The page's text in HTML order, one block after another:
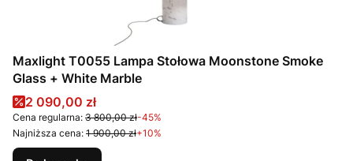
Maxlight T0055 Lampa Stołowa Moonstone Smoke
Glass + White Marble
Cena promocyjna
2 090,00 zł
Cena regularna: 3 800,00 zł-45%
Najniższa cena: 1 900,00 zł+10%